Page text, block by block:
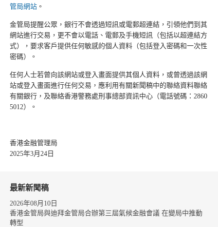
管局網站 。
金管局提醒公眾，銀行不會透過短訊或電郵超連結，引領他們到其
網站進行交易，更不會以電話、電郵及手機短訊（包括以超連結方
式），要求客戶提供任何敏感的個人資料（包括登入密碼和一次性
密碼）。
任何人士若曾向該網站或登入畫面提供其個人資料，或曾透過該網
站或登入畫面進行任何交易，應利用有關新聞稿中的聯絡資料聯絡
有關銀行，及聯絡香港警務處刑事總部資訊中心（電話號碼：2860
5012）。
香港金融管理局
2025年3月24日
最新新聞稿
2026年08月10日
香港金管局與迪拜金管局合辦第三屆氣候金融會議 在變局中推動
轉型